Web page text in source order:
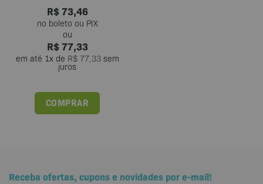
R$73,46
R$77,33
em até 1x de R$77,33sem
juros
COMPRAR
Receba ofertas, cupons e novidades por e-mail!